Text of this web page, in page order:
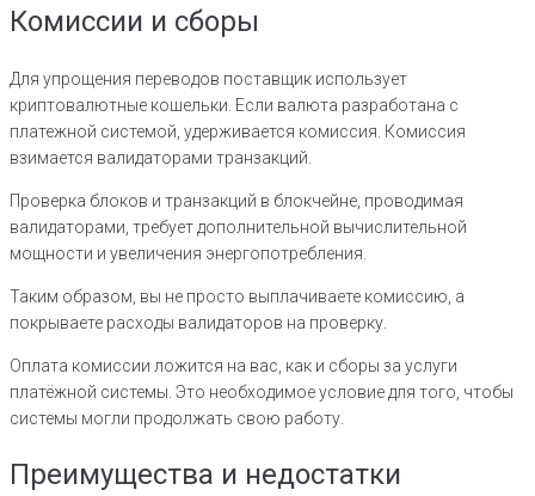
Комиссии и сборы
Для упрощения переводов поставщик использует
криптовалютные кошельки. Если валюта разработана с
платежной системой, удерживается комиссия. Комиссия
взимается валидаторами транзакций.
Проверка блоков и транзакций в блокчейне, проводимая
валидаторами, требует дополнительной вычислительной
мощности и увеличения энергопотребления.
Таким образом, вы не просто выплачиваете комиссию, а
покрываете расходы валидаторов на проверку.
Оплата комиссии ложится на вас, как и сборы за услуги
платёжной системы. Это необходимое условие для того, чтобы
системы могли продолжать свою работу.
Преимущества и недостатки